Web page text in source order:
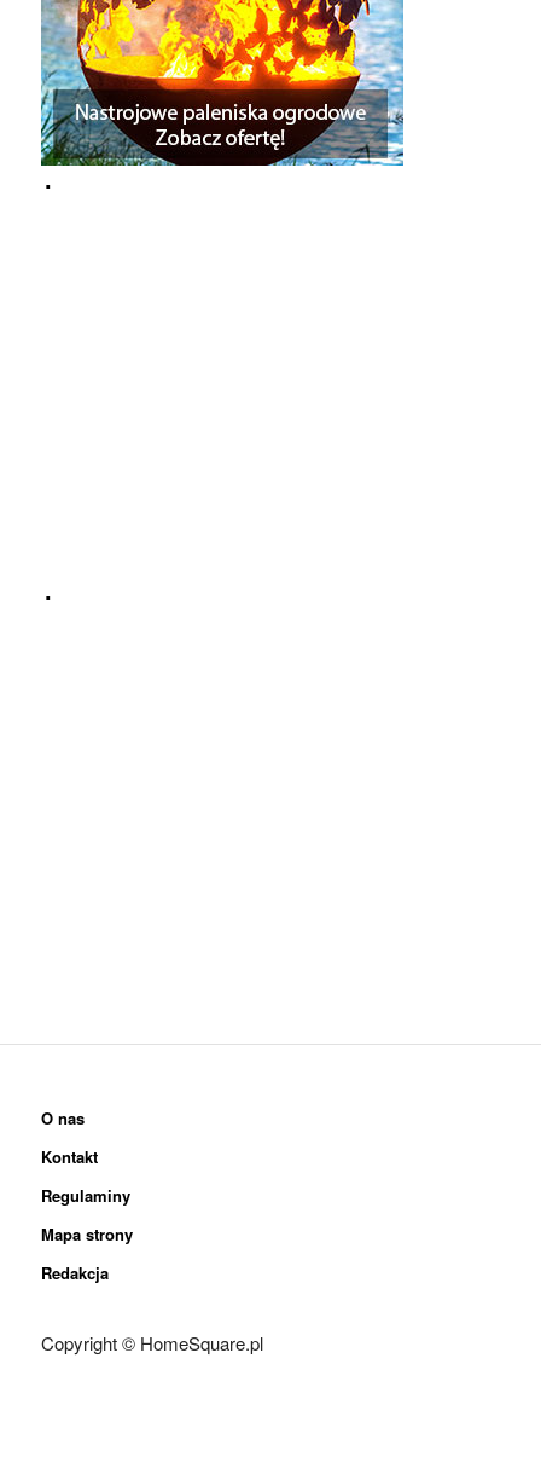
O nas
Kontakt
Regulaminy
Mapa strony
Redakcja
Copyright © HomeSquare.pl